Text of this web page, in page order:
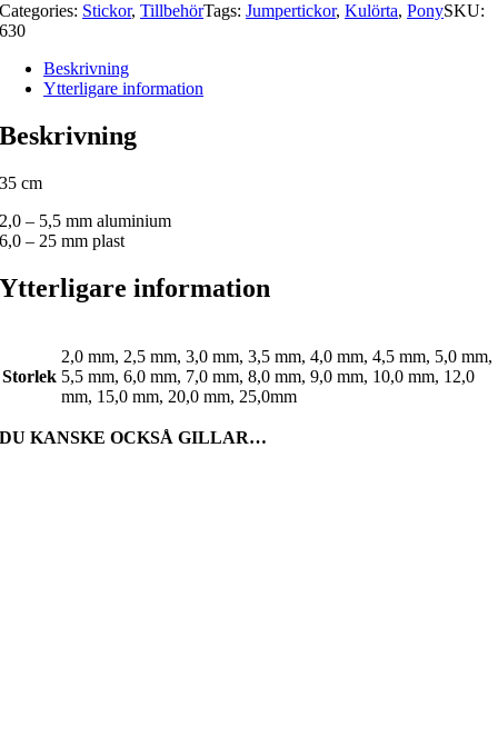
Categories: Stickor,TillbehörTags:Jumpertickor,Kulörta,PonySKU:
630
Beskrivning
Ytterligare information
Beskrivning
35 cm
2,0 – 5,5 mm aluminium
6,0 – 25 mm plast
Ytterligare information
Storlek
2,0 mm, 2,5 mm, 3,0 mm, 3,5 mm, 4,0 mm, 4,5 mm, 5,0 mm,
5,5 mm, 6,0 mm, 7,0 mm, 8,0 mm, 9,0 mm, 10,0 mm, 12,0
mm, 15,0 mm, 20,0 mm, 25,0mm
DU KANSKE OCKSÅ GILLAR…